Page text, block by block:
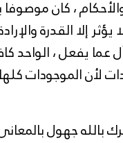
، كان
يؤثر إلا القدرة
عما يفعل ، الواحد
لأن الموجودات
بالله جهول